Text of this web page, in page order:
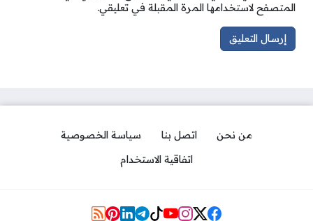
المتصفح لاستخدامها المرة المقبلة في تعليقي.
من نحن اتصل بنا
سياسة الخصوصية
اتفاقية الاستخدام